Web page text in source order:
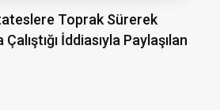
Toprak Sürerek
İddiasıyla Paylaşılan